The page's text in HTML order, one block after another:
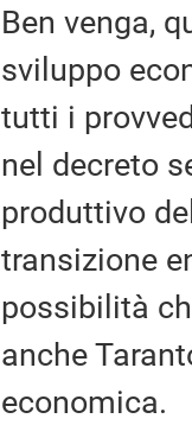
Ben venga,
sviluppo
tutti i
nel decreto
produttivo
transizione
possibilità
anche
economica.